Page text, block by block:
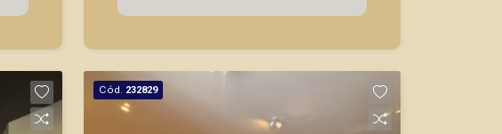
objetivo atender seus clientes com
vendas de imóveis prontos, usados ou
mesmo nos principais lançamentos da
cidade de Ribeirão Preto.
Cód. 232829